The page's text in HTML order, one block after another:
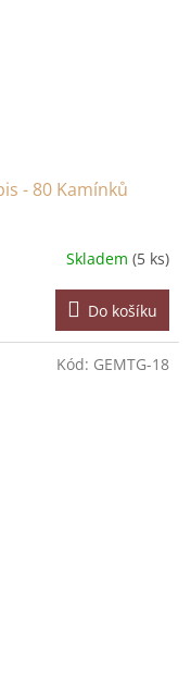
- 80 Kamínků
Skladem (5 ks)
Do košíku
Kód: GEMTG-18